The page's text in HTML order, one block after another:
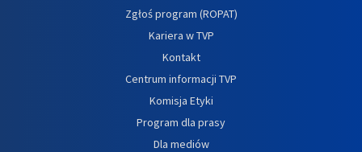
Zgłoś program (ROPAT)
Kariera w TVP
Kontakt
Centrum informacji TVP
Komisja Etyki
Program dla prasy
Dla mediów